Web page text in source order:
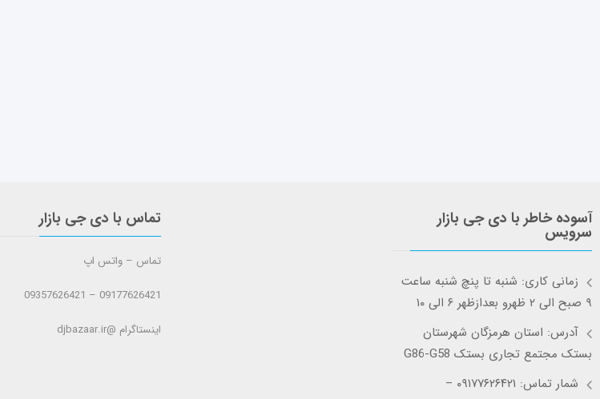
آسوده خاطر با دی جی بازار
سرویس
زمانی کاری: شنبه تا پنچ شنبه ساعت
۹ صبح الی ۲ ظهرو بعدازظهر ۶ الی ۱۰
آدرس: استان هرمزگان شهرستان
بستک مجتمع تجاری بستک G86-G58
شمار تماس: ۰۹۱۷۷۶۲۶۴۲۱ –
تماس با دی جی بازار
تماس – واتس اپ
09177626421 – 09357626421
اینستاگرام @djbazaar.ir